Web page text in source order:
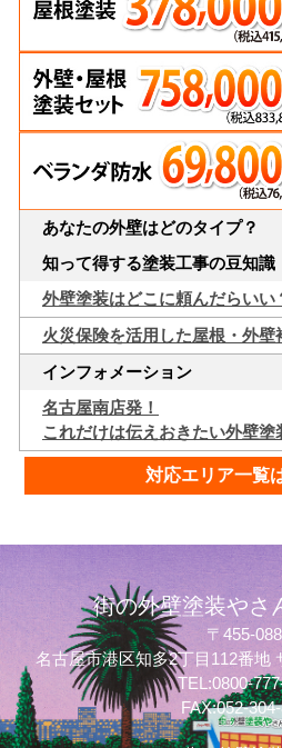
あなたの外壁はどのタイプ？
知って得する塗装工事の豆知識
外壁塗装はどこに頼んだらいい
火災保険を活用した屋根・外壁
インフォメーション
名古屋南店発！
これだけは伝えおきたい外壁塗
対応エリア一覧
街の外壁塗装やさ
〒455-
名古屋市港区知多2丁目112番地
TEL:0800-
FAX:052-